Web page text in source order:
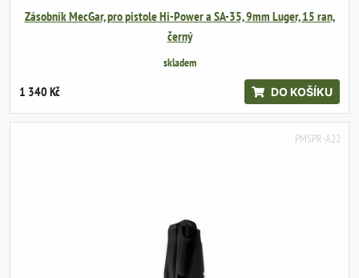
Zásobník MecGar, pro pistole Hi-Power a SA-35, 9mm Luger, 15 ran,
černý
skladem
1 340 Kč DO KOŠÍKU
PMSPR-A22